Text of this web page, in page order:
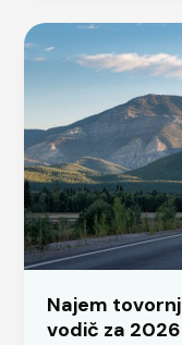
Daljše
Obdobje
Sloveniji
2026
Najem
vodič za 2026